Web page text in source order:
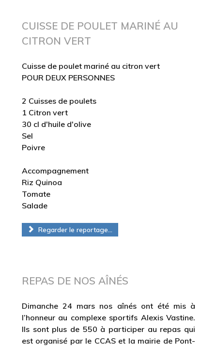
CUISSE DE POULET MARINÉ AU
CITRON VERT
Cuisse de poulet mariné au citron vert
POUR DEUX PERSONNES
2 Cuisses de poulets
1 Citron vert
30 cl d'huile d'olive
Sel
Poivre
Accompagnement
Riz Quinoa
Tomate
Salade
Regarder le reportage...
REPAS DE NOS AÎNÉS
Dimanche 24 mars nos aînés ont été mis à
l’honneur au complexe sportifs Alexis Vastine.
Ils sont plus de 550 à participer au repas qui
est organisé par le CCAS et la mairie de Pont-